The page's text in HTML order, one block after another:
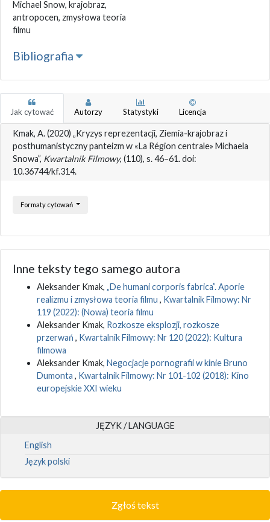
Michael Snow, krajobraz,
antropocen, zmysłowa teoria
filmu
Bibliografia
Jak cytować Autorzy Statystyki Licencja
Kmak, A. (2020) „Kryzys reprezentacji, Ziemia-krajobraz i
posthumanistyczny panteizm w «La Région centrale» Michaela
Snowa”, Kwartalnik Filmowy, (110), s. 46–61. doi:
10.36744/kf.314.
Formaty cytowań
Inne teksty tego samego autora
Aleksander Kmak, „De humani corporis fabrica”. Aporie
realizmu i zmysłowa teoria filmu , Kwartalnik Filmowy: Nr
119 (2022): (Nowa) teoria filmu
Aleksander Kmak, Rozkosze eksplozji, rozkosze
przerwań , Kwartalnik Filmowy: Nr 120 (2022): Kultura
filmowa
Aleksander Kmak, Negocjacje pornografii w kinie Bruno
Dumonta , Kwartalnik Filmowy: Nr 101-102 (2018): Kino
europejskie XXI wieku
JĘZYK / LANGUAGE
English
Język polski
Zgłoś tekst